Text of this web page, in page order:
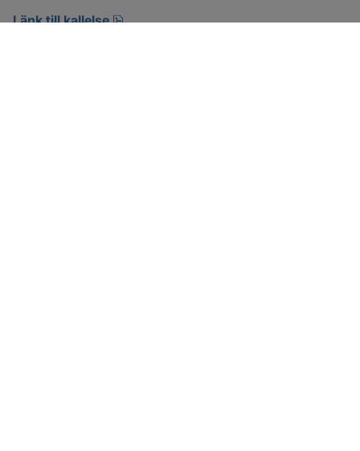
Länk till kallelse
pdf, öppnas i nytt fönster.